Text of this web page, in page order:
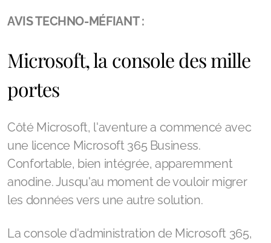
AVIS TECHNO-MÉFIANT :
Microsoft, la console des mille
portes
Côté Microsoft, l'aventure a commencé avec
une licence Microsoft 365 Business.
Confortable, bien intégrée, apparemment
anodine. Jusqu'au moment de vouloir migrer
les données vers une autre solution.
La console d'administration de Microsoft 365,